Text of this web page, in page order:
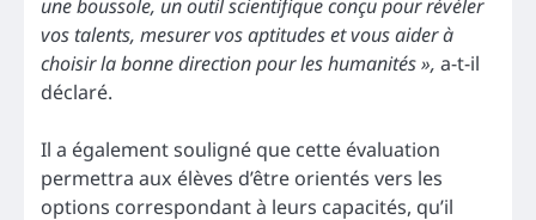
une boussole, un outil scientifique conçu pour révéler
vos talents, mesurer vos aptitudes et vous aider à
choisir la bonne direction pour les humanités », a-t-il
déclaré.
Il a également souligné que cette évaluation
permettra aux élèves d’être orientés vers les
options correspondant à leurs capacités, qu’il